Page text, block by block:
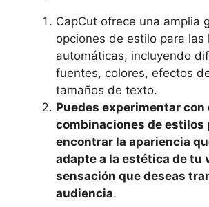
CapCut ofrece una‌ amplia
opciones de⁢ estilo para las
automáticas, incluyendo
fuentes, colores, efectos
tamaños de texto.
Puedes experimentar
combinaciones de estilos
encontrar la apariencia
adapte a la⁤ estética de tu
sensación que deseas
audiencia.